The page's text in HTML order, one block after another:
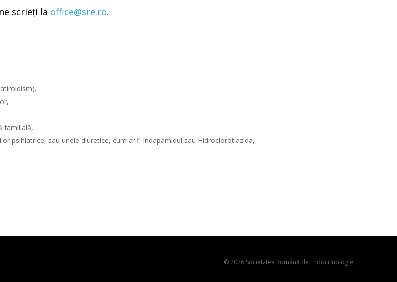
scrieți la office@sre.ro.
familială,
psihiatrice, sau unele diuretice, cum ar fi Indapamidul sau Hidroclorotiazida,
© 2026 Societatea Română de Endocrinologie